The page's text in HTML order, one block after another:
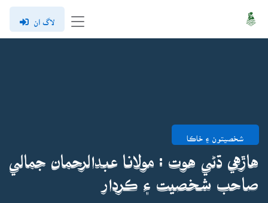
لاگ ان
شخصيتون ۽ خاڪا
هاڙهي ڌڻي هوت : مولانا عبدالرحمان جمالي
صاحب شخصيت ۽ ڪردار